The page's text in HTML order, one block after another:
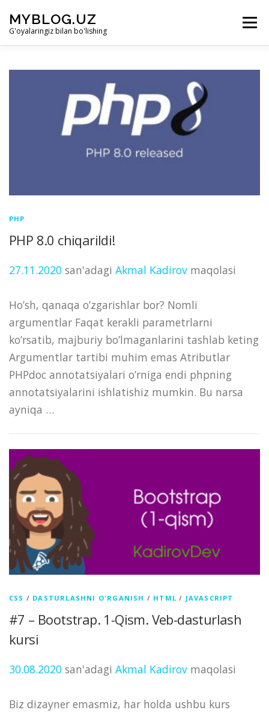
MYBLOG.UZ
G'oyalaringiz bilan bo'lishing
Menu
LOYIHA HAQIDA BO’LIMLAR KIRISH
RO’YHATDAN O’TISH
PHP
PHP 8.0 chiqarildi!
27.11.2020 san'adagi Akmal Kadirov maqolasi
Ho’sh, qanaqa o’zgarishlar bor? Nomli
argumentlar Faqat kerakli parametrlarni
ko’rsatib, majburiy bo’lmaganlarini tashlab keting
Argumentlar tartibi muhim emas Atributlar
PHPdoc annotatsiyalari o’rniga endi phpning
annotatsiyalarini ishlatishiz mumkin. Bu narsa
ayniqa …
CSS / DASTURLASHNI O'RGANISH / HTML / JAVASCRIPT
#7 – Bootstrap. 1-Qism. Veb-dasturlash
kursi
30.08.2020 san'adagi Akmal Kadirov maqolasi
Biz dizayner emasmiz, har holda ushbu kurs